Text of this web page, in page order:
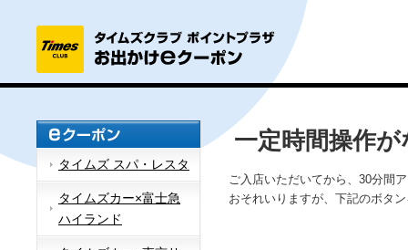
タイムズ スパ・レスタ
タイムズカー×富士急
ハイランド
一定時間操作
ご入店いただいてから、30分間
おそれいりますが、下記のボタ